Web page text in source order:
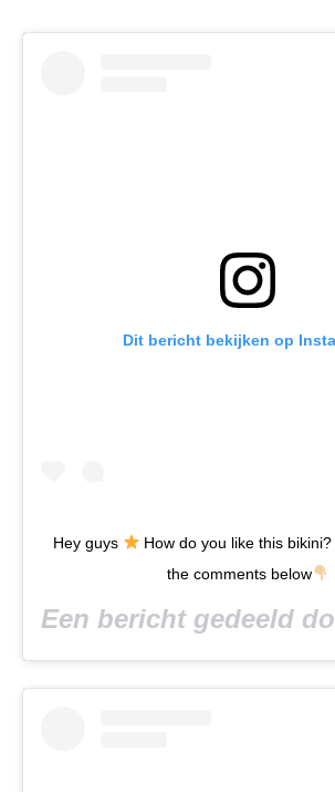
Dit bericht bekijken op
Hey guys
How do you like this
the comments below
Een bericht gedeeld